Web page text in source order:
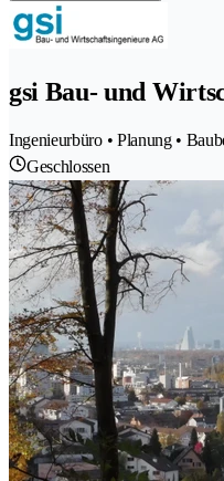
gsi Bau- und
Ingenieurbüro • Planung •
Geschlossen